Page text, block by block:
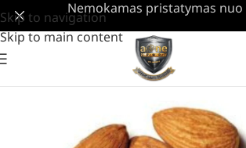
Skip to navigation
Skip to main content
Nemokamas pristatymas nuo